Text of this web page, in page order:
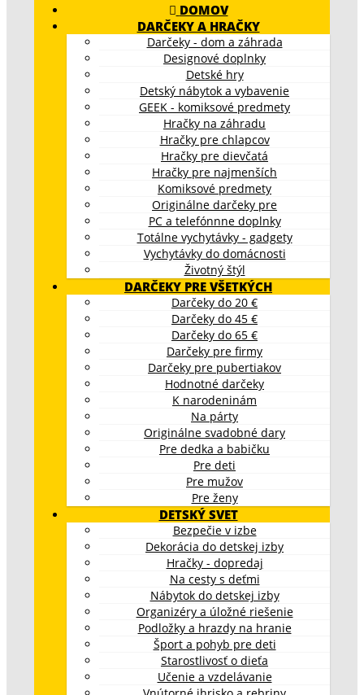
DOMOV
DARČEKY A HRAČKY
Darčeky - dom a záhrada
Designové doplnky
Detské hry
Detský nábytok a vybavenie
GEEK - komiksové predmety
Hračky na záhradu
Hračky pre chlapcov
Hračky pre dievčatá
Hračky pre najmenších
Komiksové predmety
Originálne darčeky pre
PC a telefónnne doplnky
Totálne vychytávky - gadgety
Vychytávky do domácnosti
Životný štýl
DARČEKY PRE VŠETKÝCH
Darčeky do 20 €
Darčeky do 45 €
Darčeky do 65 €
Darčeky pre firmy
Darčeky pre pubertiakov
Hodnotné darčeky
K narodeninám
Na párty
Originálne svadobné dary
Pre dedka a babičku
Pre deti
Pre mužov
Pre ženy
DETSKÝ SVET
Bezpečie v izbe
Dekorácia do detskej izby
Hračky - dopredaj
Na cesty s deťmi
Nábytok do detskej izby
Organizéry a úložné riešenie
Podložky a hrazdy na hranie
Šport a pohyb pre deti
Starostlivosť o dieťa
Učenie a vzdelávanie